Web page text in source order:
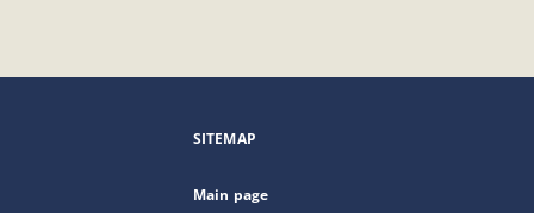
SITEMAP
Main page